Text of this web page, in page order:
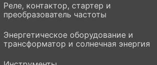
Реле, контактор, стартер и
преобразователь частоты
Энергетическое оборудование и
трансформатор и солнечная энергия